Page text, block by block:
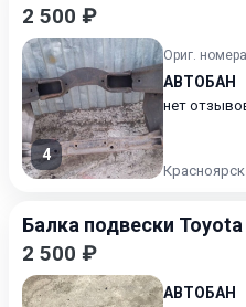
2 500 ₽
4
Ориг. номера
АВТОБАН
нет
Красноярск
Балка подвески
2 500 ₽
АВТОБАН